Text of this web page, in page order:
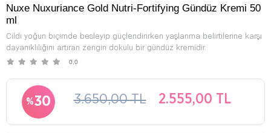
Nuxe Nuxuriance Gold Nutri-Fortifying Gündüz Kremi 50
ml
Cildi yoğun biçimde besleyip güçlendirirken yaşlanma belirtilerine karşı
dayanıklılığını artıran zengin dokulu bir gündüz kremidir.
0.0
30 3.650,00 TL 2.555,00 TL